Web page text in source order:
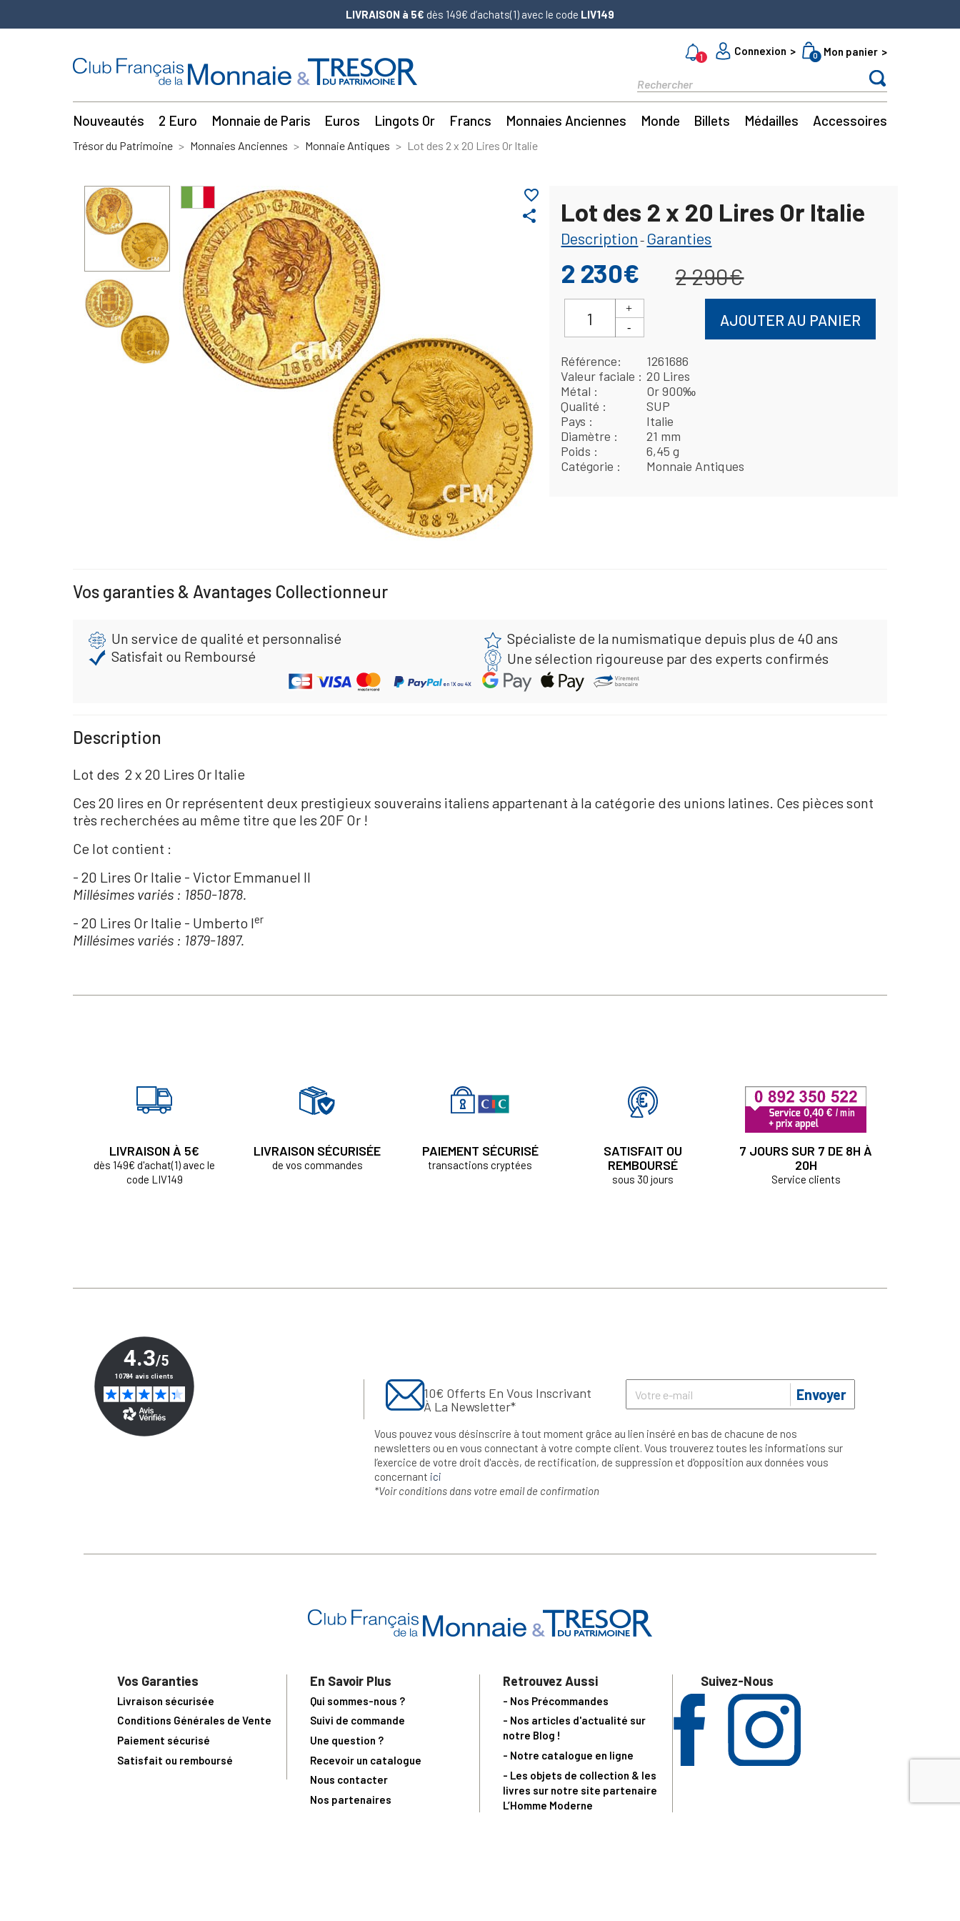
LIVRAISON à 5€ dès 149€ d’achats(1) avec le code LIV149
1
Connexion 0 Mon panier
Nouveautés 2 Euro Monnaie de Paris Euros Lingots Or Francs Monnaies Anciennes Monde Billets Médailles Accessoires
Trésor du Patrimoine Monnaies Anciennes Monnaie Antiques Lot des 2 x 20 Lires Or Italie
share
favorite_border
Lot des 2 x 20 Lires Or Italie
Description - Garanties
2 230€ 2 290€
AJOUTER AU PANIER
Référence
1261686
Valeur faciale
20 Lires
Métal
Or 900‰
Qualité
SUP
Pays
Italie
Diamètre
21 mm
Poids
6,45 g
Catégorie
Monnaie Antiques
Vos garanties & Avantages Collectionneur
Un service de qualité et personnalisé
Spécialiste de la numismatique depuis plus de 40 ans
Satisfait ou Remboursé
Une sélection rigoureuse par des experts confirmés
Description
Lot des 2 x 20 Lires Or Italie
Ces 20 lires en Or représentent deux prestigieux souverains italiens appartenant à la catégorie des unions latines. Ces pièces sont
très recherchées au même titre que les 20F Or !
Ce lot contient :
- 20 Lires Or Italie - Victor Emmanuel II
Millésimes variés : 1850-1878.
- 20 Lires Or Italie - Umberto Ier
Millésimes variés : 1879-1897.
LIVRAISON À 5€
dès 149€ d'achat(1) avec le
code LIV149
LIVRAISON SÉCURISÉE
de vos commandes
PAIEMENT SÉCURISÉ
transactions cryptées
SATISFAIT OU
REMBOURSÉ
sous 30 jours
7 JOURS SUR 7 DE 8H À
20H
Service clients
10€ Offerts En Vous Inscrivant
À La Newsletter*
Envoyer
Vous pouvez vous désinscrire à tout moment grâce au lien inséré en bas de chacune de nos
newsletters ou en vous connectant à votre compte client. Vous trouverez toutes les informations sur
l’exercice de votre droit d'accès, de rectification, de suppression et d'opposition aux données vous
concernant ici
*Voir conditions dans votre email de confirmation
Vos Garanties
Livraison sécurisée
Conditions Générales de Vente
Paiement sécurisé
Satisfait ou remboursé
En Savoir Plus
Qui sommes-nous ?
Suivi de commande
Une question ?
Recevoir un catalogue
Nous contacter
Nos partenaires
Retrouvez Aussi
- Nos Précommandes
- Nos articles d'actualité sur
notre Blog !
- Notre catalogue en ligne
- Les objets de collection & les
livres sur notre site partenaire
L’Homme Moderne
Suivez-Nous